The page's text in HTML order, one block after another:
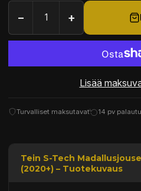
− +
Lisää
Turvalliset maksutavat 14 pv
Tein S-Tech
(2020+) – Tuotekuvaus